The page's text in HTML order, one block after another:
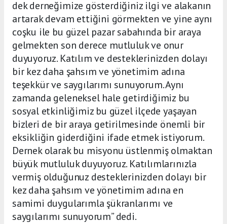
dek derneğimize gösterdiğiniz ilgi ve alakanın
artarak devam ettiğini görmekten ve yine aynı
coşku ile bu güzel pazar sabahında bir araya
gelmekten son derece mutluluk ve onur
duyuyoruz. Katılım ve desteklerinizden dolayı
bir kez daha şahsım ve yönetimim adına
teşekkür ve saygılarımı sunuyorum. Aynı
zamanda geleneksel hale getirdiğimiz bu
sosyal etkinliğimiz bu güzel ilçede yaşayan
bizleri de bir araya getirilmesinde önemli bir
eksikliğin giderdiğini ifade etmek istiyorum.
Dernek olarak bu misyonu üstlenmiş olmaktan
büyük mutluluk duyuyoruz. Katılımlarınızla
vermiş olduğunuz desteklerinizden dolayı bir
kez daha şahsım ve yönetimim adına en
samimi duygularımla şükranlarımı ve
saygılarımı sunuyorum” dedi.